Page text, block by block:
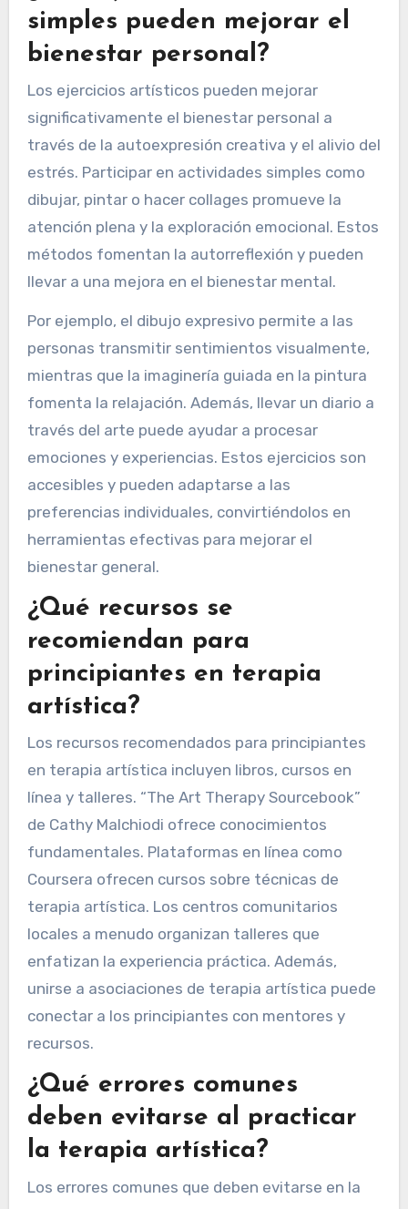
simples pueden mejorar el
bienestar personal?
Los ejercicios artísticos pueden mejorar
significativamente el bienestar personal a
través de la autoexpresión creativa y el alivio del
estrés. Participar en actividades simples como
dibujar, pintar o hacer collages promueve la
atención plena y la exploración emocional. Estos
métodos fomentan la autorreflexión y pueden
llevar a una mejora en el bienestar mental.
Por ejemplo, el dibujo expresivo permite a las
personas transmitir sentimientos visualmente,
mientras que la imaginería guiada en la pintura
fomenta la relajación. Además, llevar un diario a
través del arte puede ayudar a procesar
emociones y experiencias. Estos ejercicios son
accesibles y pueden adaptarse a las
preferencias individuales, convirtiéndolos en
herramientas efectivas para mejorar el
bienestar general.
¿Qué recursos se
recomiendan para
principiantes en terapia
artística?
Los recursos recomendados para principiantes
en terapia artística incluyen libros, cursos en
línea y talleres. “The Art Therapy Sourcebook”
de Cathy Malchiodi ofrece conocimientos
fundamentales. Plataformas en línea como
Coursera ofrecen cursos sobre técnicas de
terapia artística. Los centros comunitarios
locales a menudo organizan talleres que
enfatizan la experiencia práctica. Además,
unirse a asociaciones de terapia artística puede
conectar a los principiantes con mentores y
recursos.
¿Qué errores comunes
deben evitarse al practicar
la terapia artística?
Los errores comunes que deben evitarse en la